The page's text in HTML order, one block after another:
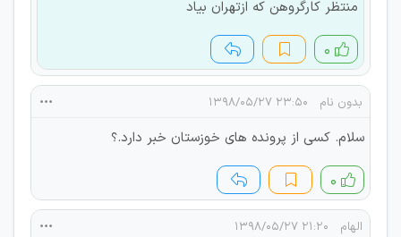
منتظر کارگروهن که ازتهران بیاد
۰
بدون نام ۲۳:۵۰ ۱۳۹۸/۰۵/۲۷
سلام. کسی از پرونده های خوزستان خبر دارد.؟
۰
الهام ۲۱:۲۰ ۱۳۹۸/۰۵/۲۷